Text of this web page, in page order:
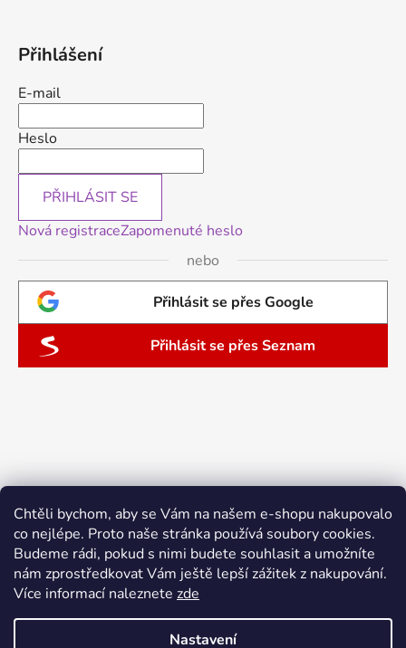
Chtěli bychom, aby se Vám na našem e-shopu nakupovalo
co nejlépe. Proto naše stránka používá soubory cookies.
Budeme rádi, pokud s nimi budete souhlasit a umožníte
nám zprostředkovat Vám ještě lepší zážitek z nakupování.
Více informací naleznete zde
Nastavení
Přihlášení
E-mail
Heslo
PŘIHLÁSIT SE
Nová registraceZapomenuté heslo
nebo
Přihlásit se přes Google
Přihlásit se přes Seznam